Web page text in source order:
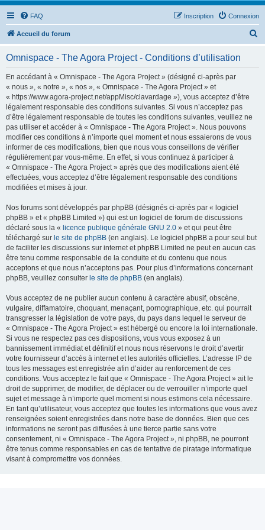
FAQ Connexion
Inscription
Accueil du forum
Omnispace - The Agora Project - Conditions d’utilisation
En accédant à « Omnispace - The Agora Project » (désigné ci-après par
« nous », « notre », « nos », « Omnispace - The Agora Project » et
« https://www.agora-project.net/appMisc/clavardage »), vous acceptez d’être
légalement responsable des conditions suivantes. Si vous n’acceptez pas
d’être légalement responsable de toutes les conditions suivantes, veuillez ne
pas utiliser et accéder à « Omnispace - The Agora Project ». Nous pouvons
modifier ces conditions à n’importe quel moment et nous essaierons de vous
informer de ces modifications, bien que nous vous conseillons de vérifier
régulièrement par vous-même. En effet, si vous continuez à participer à
« Omnispace - The Agora Project » après que des modifications aient été
effectuées, vous acceptez d’être légalement responsable des conditions
modifiées et mises à jour.
Nos forums sont développés par phpBB (désignés ci-après par « logiciel
phpBB » et « phpBB Limited ») qui est un logiciel de forum de discussions
déclaré sous la « licence publique générale GNU 2.0 » et qui peut être
téléchargé sur le site de phpBB (en anglais). Le logiciel phpBB a pour seul but
de faciliter les discussions sur internet et phpBB Limited ne peut en aucun cas
être tenu comme responsable de la conduite et du contenu que nous
acceptons et que nous n’acceptons pas. Pour plus d’informations concernant
phpBB, veuillez consulter le site de phpBB (en anglais).
Vous acceptez de ne publier aucun contenu à caractère abusif, obscène,
vulgaire, diffamatoire, choquant, menaçant, pornographique, etc. qui pourrait
transgresser la législation de votre pays, du pays dans lequel le serveur de
« Omnispace - The Agora Project » est hébergé ou encore la loi internationale.
Si vous ne respectez pas ces dispositions, vous vous exposez à un
bannissement immédiat et définitif et nous nous réservons le droit d’avertir
votre fournisseur d’accès à internet et les autorités officielles. L’adresse IP de
tous les messages est enregistrée afin d’aider au renforcement de ces
conditions. Vous acceptez le fait que « Omnispace - The Agora Project » ait le
droit de supprimer, de modifier, de déplacer ou de verrouiller n’importe quel
sujet et message à n’importe quel moment si nous estimons cela nécessaire.
En tant qu’utilisateur, vous acceptez que toutes les informations que vous avez
renseignées soient enregistrées dans notre base de données. Bien que ces
informations ne seront pas diffusées à une tierce partie sans votre
consentement, ni « Omnispace - The Agora Project », ni phpBB, ne pourront
être tenus comme responsables en cas de tentative de piratage informatique
visant à compromettre vos données.